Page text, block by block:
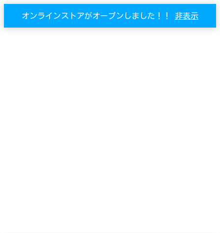
オンラインストアがオープンしました！！ 非表示